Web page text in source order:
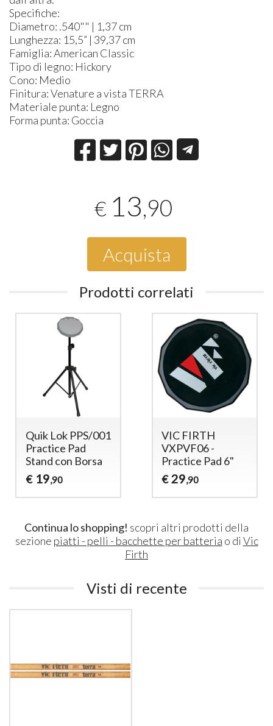
Specifiche:
Diametro: .540"" | 1,37 cm
Lunghezza: 15,5” | 39,37 cm
Famiglia: American Classic
Tipo di legno: Hickory
Cono: Medio
Finitura: Venature a vista TERRA
Materiale punta: Legno
Forma punta: Goccia
€ 13,90
Acquista
Prodotti correlati
Quik Lok PPS/001
Practice Pad
Stand con Borsa
€ 19,90
VIC FIRTH
VXPVF06 -
Practice Pad 6"
€ 29,90
Continua lo shopping! scopri altri prodotti della
sezione piatti - pelli - bacchette per batteria o di Vic
Firth
Visti di recente